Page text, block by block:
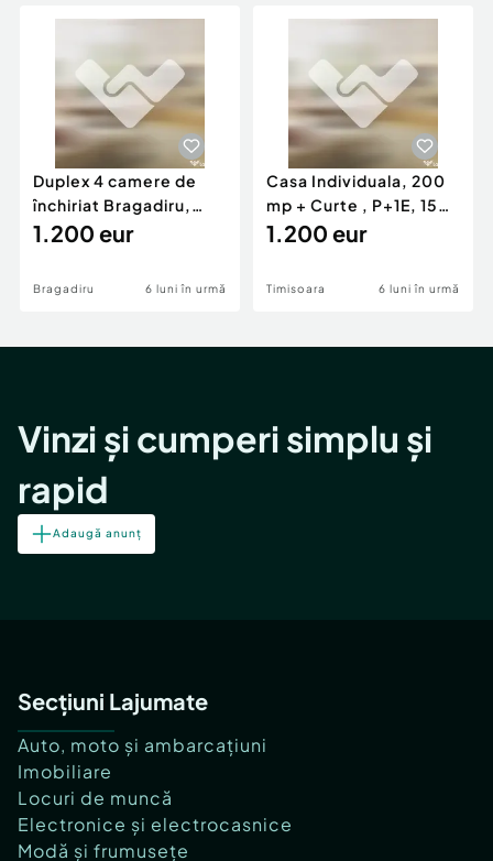
Animale de companie
Afaceri și echipamente profesionale
Inchiriere Bunuri si Vehicule
Utilaje agricole si industriale
Piese auto si accesorii
Dacia Duster
Duplex 4 camere de
închiriat Bragadiru,
curte 100 mp, pa...
1.200 eur
Bragadiru 6 luni în urmă
Casa Individuala, 200
mp + Curte , P+1E, 150
mp, zona Girocu
1.200 eur
Timisoara 6 luni în urmă
Vinzi și cumperi simplu și
rapid
Adaugă anunț
Secțiuni Lajumate
Auto, moto și ambarcațiuni
Imobiliare
Locuri de muncă
Electronice și electrocasnice
Modă și frumusețe